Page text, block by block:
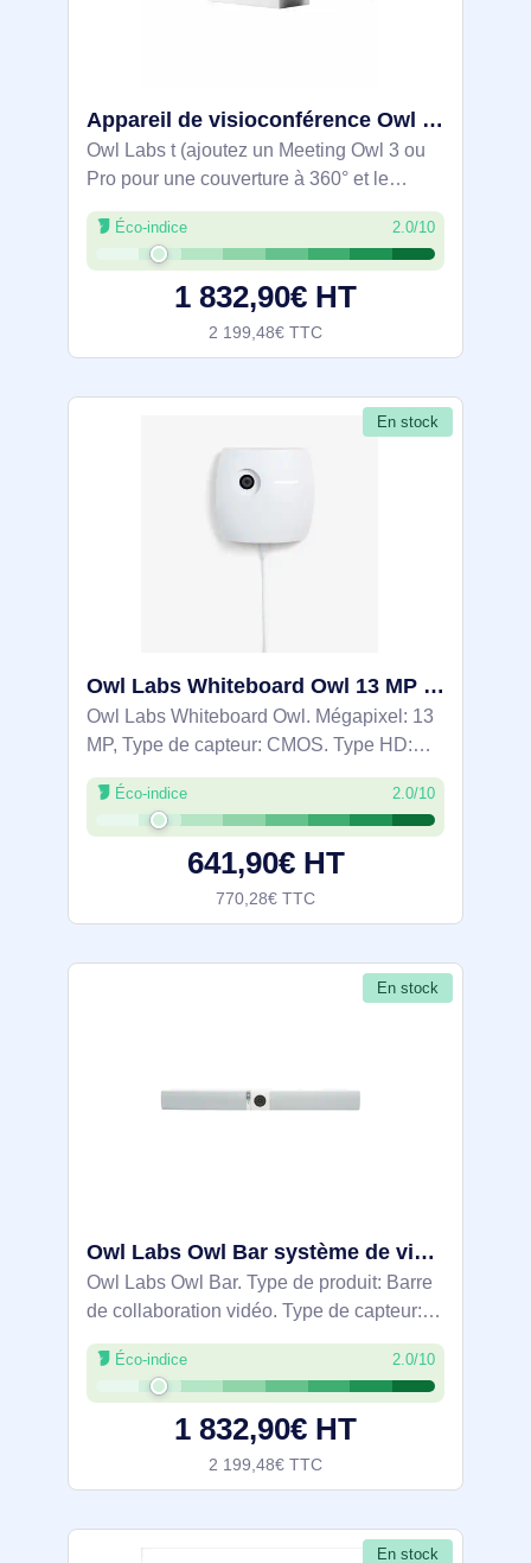
Appareil de visioconférence Owl Bar – Barre de visioconférence 4K avec focalisation sur l'intervenan - FRS100-2100
Owl Labs t (ajoutez un Meeting Owl 3 ou
Pro pour une couverture à 360° et le
passage automatique d'une caméra à
l'autre). Type de produit: Barre de
collaboration vidéo. Type de capteur:
CMOS. Type
Éco-indice 2.0/10
1 832,90€ HT
2 199,48€ TTC
En stock
Owl Labs Whiteboard Owl 13 MP Blanc 4208 x 3120 pixels 10 ips CMOS - WBC100-2000
Owl Labs Whiteboard Owl. Mégapixel: 13
MP, Type de capteur: CMOS. Type HD:
Full HD, Résolution vidéo maximale: 4208
x 3120 pixels, Modes vidéo pris en charge:
360p, 720p, 1080p, Cadence maximale:
Éco-indice 2.0/10
641,90€ HT
770,28€ TTC
En stock
Owl Labs Owl Bar système de vidéo conférence 48 MP Ethernet/LAN Barre de collaboration vidéo - FRS100-2000
Owl Labs Owl Bar. Type de produit: Barre
de collaboration vidéo. Type de capteur:
CMOS. Type HD: 4K Ultra HD, Modes
vidéo pris en charge: 360p, 1080p, 1440p,
2160p, Cadence maximale: 30 ips.
Éco-indice 2.0/10
1 832,90€ HT
2 199,48€ TTC
En stock